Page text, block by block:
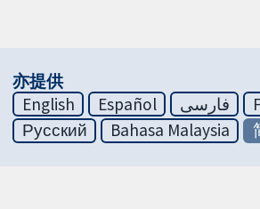
亦提供
English
Español فارسی
Русский
Bahasa Malaysia